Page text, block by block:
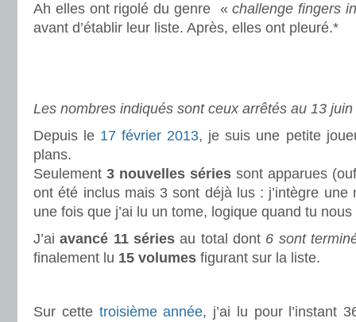
Ah elles ont rigolé du genre «challenge fingers
avant d’établir leur liste. Après, elles ont pleuré.*
Les nombres indiqués sont ceux arrêtés au 13
Depuis le 17 février 2013, je suis une petite
plans.
Seulement 3 nouvelles séries sont apparues
ont été inclus mais 3 sont déjà lus : j’intègre une
une fois que j’ai lu un tome, logique quand tu nous
J’aiavancé 11 séries au total dont 6 sont
finalement lu 15 volumes figurant sur la liste.
Sur cette troisième année, j’ai lu pour l’instant